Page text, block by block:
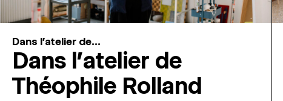
Dans l'atelier de...
Dans l’atelier de
Théophile Rolland